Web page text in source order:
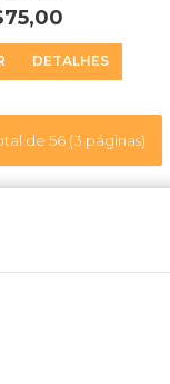
DETALHES
de 56 (3 páginas)